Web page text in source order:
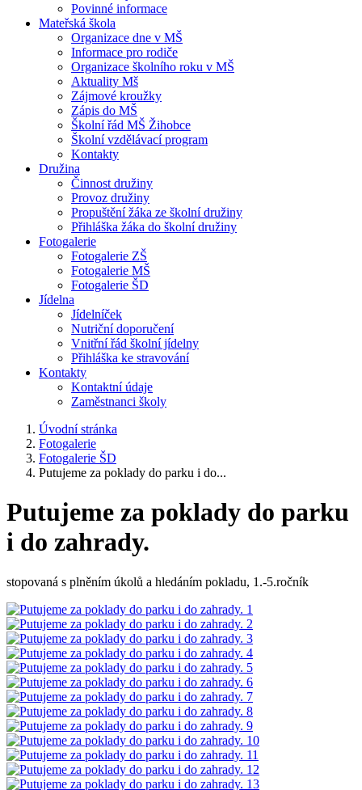
Povinné informace
Mateřská škola
Organizace dne v MŠ
Informace pro rodiče
Organizace školního roku v MŠ
Aktuality Mš
Zájmové kroužky
Zápis do MŠ
Školní řád MŠ Žihobce
Školní vzdělávací program
Kontakty
Družina
Činnost družiny
Provoz družiny
Propuštění žáka ze školní družiny
Přihláška žáka do školní družiny
Fotogalerie
Fotogalerie ZŠ
Fotogalerie MŠ
Fotogalerie ŠD
Jídelna
Jídelníček
Nutriční doporučení
Vnitřní řád školní jídelny
Přihláška ke stravování
Kontakty
Kontaktní údaje
Zaměstnanci školy
Úvodní stránka
Fotogalerie
Fotogalerie ŠD
Putujeme za poklady do parku i do...
Putujeme za poklady do parku
i do zahrady.
stopovaná s plněním úkolů a hledáním pokladu, 1.-5.ročník